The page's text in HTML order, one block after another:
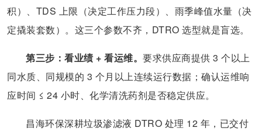
积）、TDS 上限（决定工作压力段）、雨季峰值水量（决
定撬装套数）。这三个参数不齐，DTRO 选型就是盲选。
第三步：看业绩 + 看运维。 要求供应商提供 3 个以上
同水质、同规模的 3 个月以上连续运行数据；确认运维响
应时间 ≤ 24 小时、化学清洗药剂是否稳定供应。
昌海环保深耕垃圾渗滤液 DTRO 处理 12 年，已交付